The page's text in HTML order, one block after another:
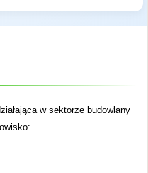
w sektorze budowlany